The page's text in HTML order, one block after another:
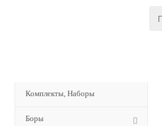
Комплекты, Наборы
Боры